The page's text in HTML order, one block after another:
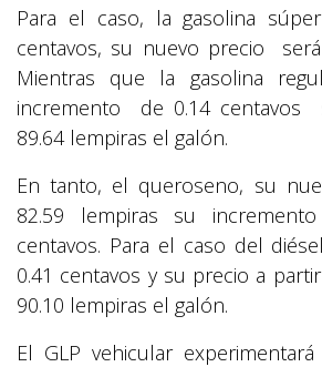
Para el caso, la gasolina
centavos, su nuevo precio
Mientras que la gasolina
incremento de 0.14 centavos
89.64 lempiras el galón.
En tanto, el queroseno, su
82.59 lempiras su
centavos. Para el caso del
0.41 centavos y su precio a
90.10 lempiras el galón.
El GLP vehicular